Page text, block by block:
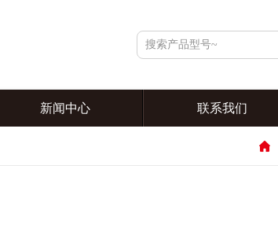
新闻中心 联系我们